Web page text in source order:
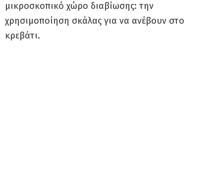
μικροσκοπικό χώρο διαβίωσης: την
χρησιμοποίηση σκάλας για να ανέβουν στο
κρεβάτι.